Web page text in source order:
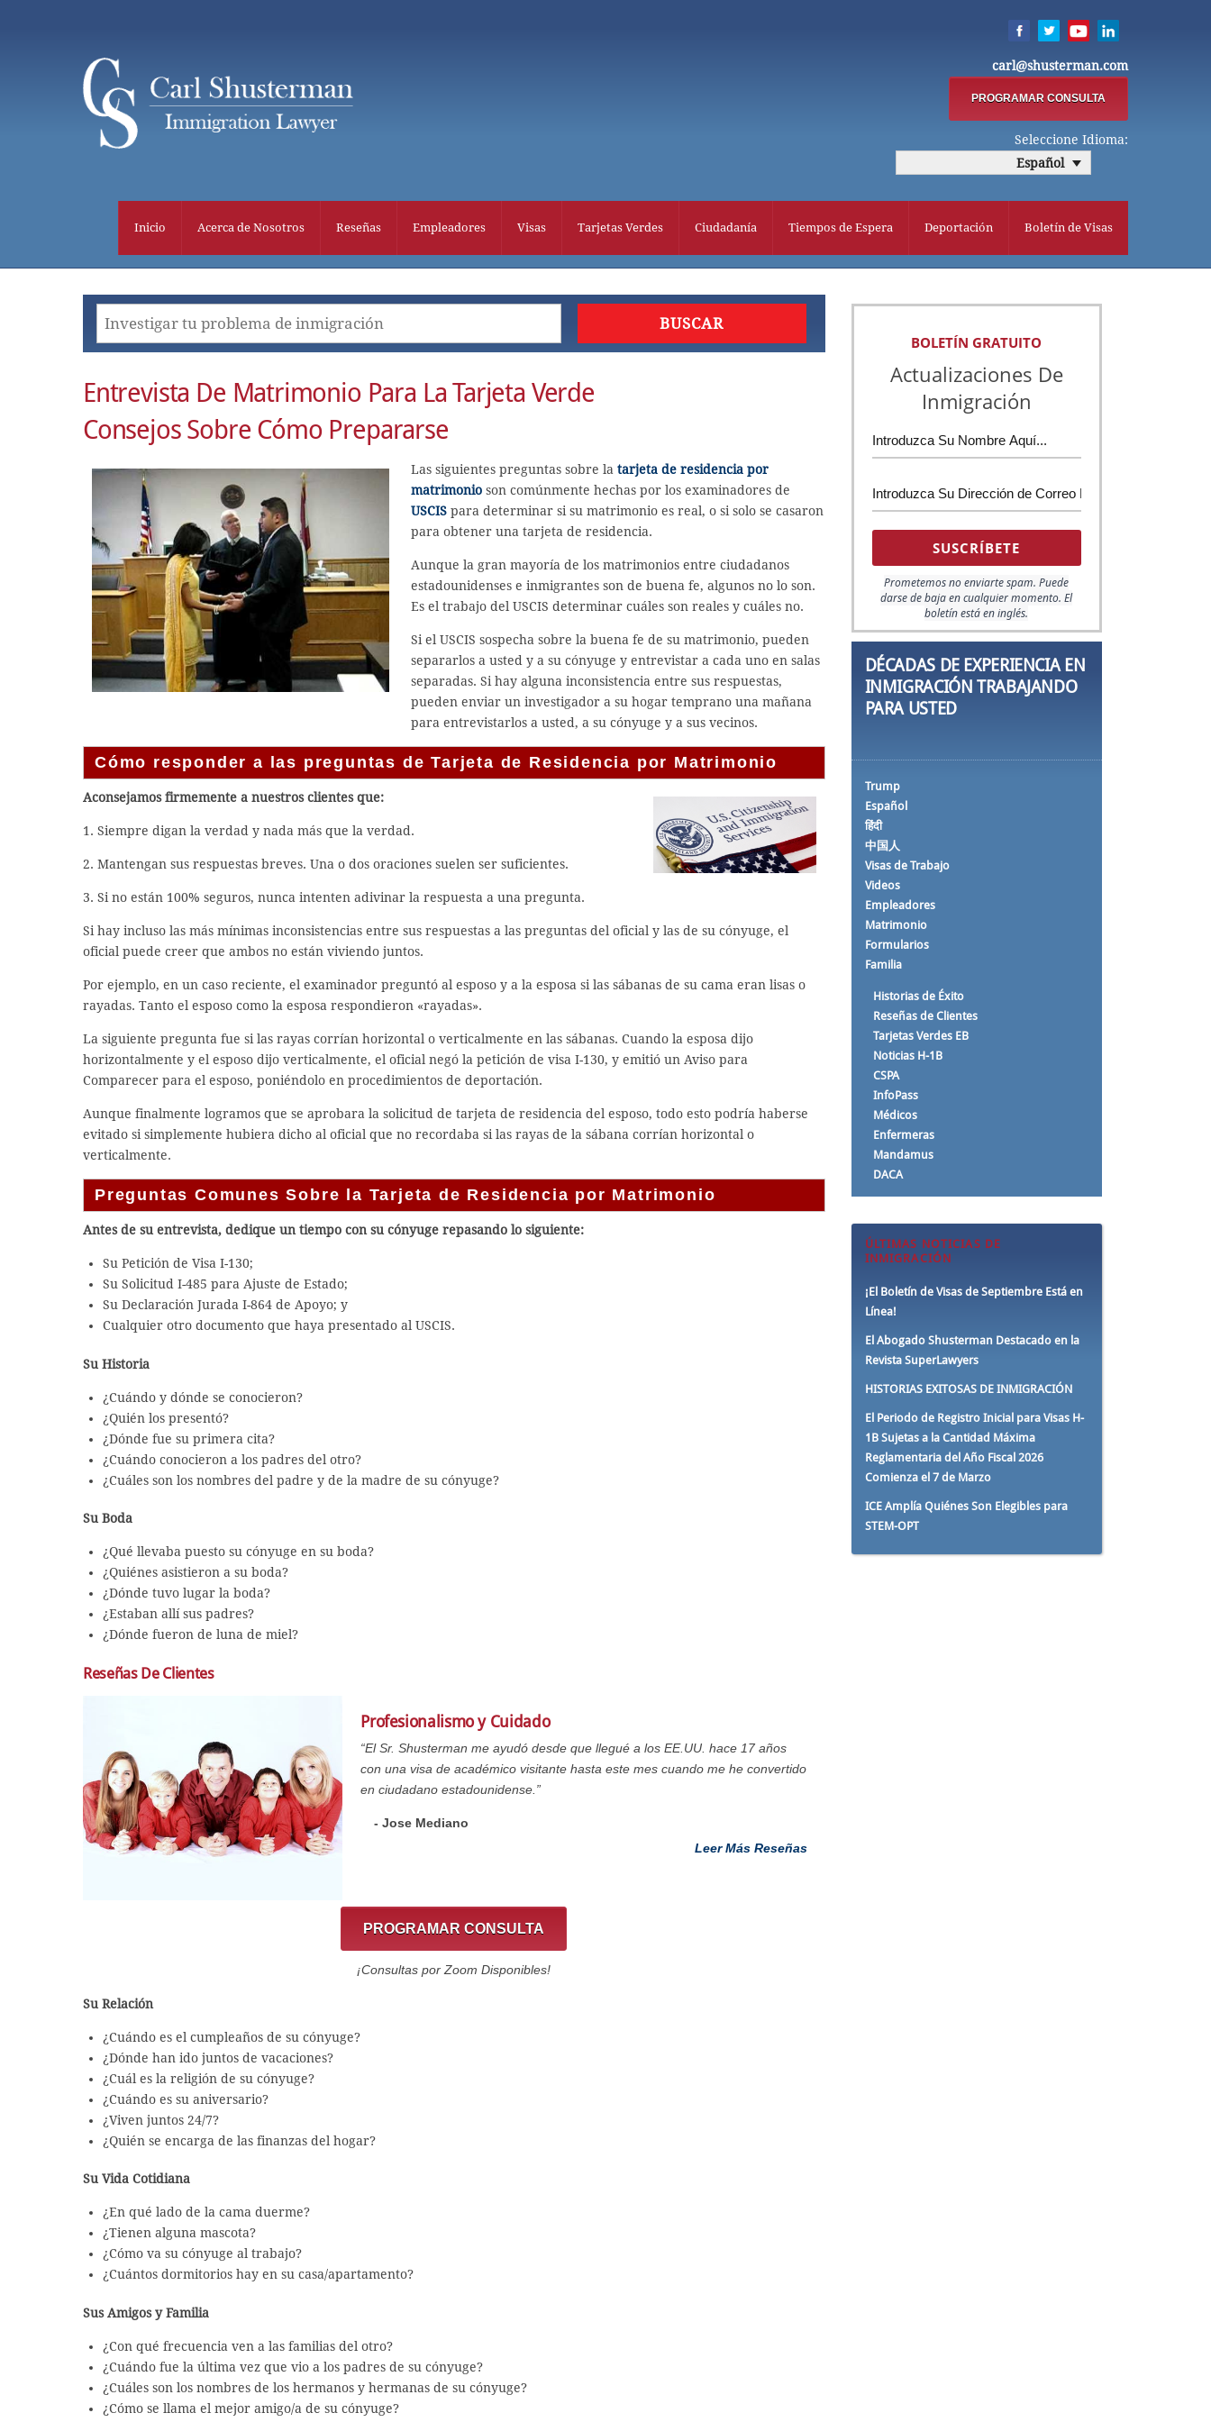
carl@shusterman.com
PROGRAMAR CONSULTA
Seleccione Idioma:
Español
Inicio Acerca de Nosotros Reseñas Empleadores Visas Tarjetas Verdes Ciudadanía Tiempos de Espera Deportación Boletín de Visas
Entrevista De Matrimonio Para La Tarjeta Verde
Consejos Sobre Cómo Prepararse
Las siguientes preguntas sobre la tarjeta de residencia por
matrimonio son comúnmente hechas por los examinadores de
USCIS para determinar si su matrimonio es real, o si solo se casaron
para obtener una tarjeta de residencia.
Aunque la gran mayoría de los matrimonios entre ciudadanos
estadounidenses e inmigrantes son de buena fe, algunos no lo son.
Es el trabajo del USCIS determinar cuáles son reales y cuáles no.
Si el USCIS sospecha sobre la buena fe de su matrimonio, pueden
separarlos a usted y a su cónyuge y entrevistar a cada uno en salas
separadas. Si hay alguna inconsistencia entre sus respuestas,
pueden enviar un investigador a su hogar temprano una mañana
para entrevistarlos a usted, a su cónyuge y a sus vecinos.
Cómo responder a las preguntas de Tarjeta de Residencia por Matrimonio
Aconsejamos firmemente a nuestros clientes que:
1. Siempre digan la verdad y nada más que la verdad.
2. Mantengan sus respuestas breves. Una o dos oraciones suelen ser suficientes.
3. Si no están 100% seguros, nunca intenten adivinar la respuesta a una pregunta.
Si hay incluso las más mínimas inconsistencias entre sus respuestas a las preguntas del oficial y las de su cónyuge, el
oficial puede creer que ambos no están viviendo juntos.
Por ejemplo, en un caso reciente, el examinador preguntó al esposo y a la esposa si las sábanas de su cama eran lisas o
rayadas. Tanto el esposo como la esposa respondieron «rayadas».
La siguiente pregunta fue si las rayas corrían horizontal o verticalmente en las sábanas. Cuando la esposa dijo
horizontalmente y el esposo dijo verticalmente, el oficial negó la petición de visa I-130, y emitió un Aviso para
Comparecer para el esposo, poniéndolo en procedimientos de deportación.
Aunque finalmente logramos que se aprobara la solicitud de tarjeta de residencia del esposo, todo esto podría haberse
evitado si simplemente hubiera dicho al oficial que no recordaba si las rayas de la sábana corrían horizontal o
verticalmente.
Preguntas Comunes Sobre la Tarjeta de Residencia por Matrimonio
Antes de su entrevista, dedique un tiempo con su cónyuge repasando lo siguiente:
Su Petición de Visa I-130;
Su Solicitud I-485 para Ajuste de Estado;
Su Declaración Jurada I-864 de Apoyo; y
Cualquier otro documento que haya presentado al USCIS.
Su Historia
¿Cuándo y dónde se conocieron?
¿Quién los presentó?
¿Dónde fue su primera cita?
¿Cuándo conocieron a los padres del otro?
¿Cuáles son los nombres del padre y de la madre de su cónyuge?
Su Boda
¿Qué llevaba puesto su cónyuge en su boda?
¿Quiénes asistieron a su boda?
¿Dónde tuvo lugar la boda?
¿Estaban allí sus padres?
¿Dónde fueron de luna de miel?
Reseñas De Clientes
Profesionalismo y Cuidado
“El Sr. Shusterman me ayudó desde que llegué a los EE.UU. hace 17 años
con una visa de académico visitante hasta este mes cuando me he convertido
en ciudadano estadounidense.”
- Jose Mediano
Leer Más Reseñas
PROGRAMAR CONSULTA
¡Consultas por Zoom Disponibles!
Su Relación
¿Cuándo es el cumpleaños de su cónyuge?
¿Dónde han ido juntos de vacaciones?
¿Cuál es la religión de su cónyuge?
¿Cuándo es su aniversario?
¿Viven juntos 24/7?
¿Quién se encarga de las finanzas del hogar?
Su Vida Cotidiana
¿En qué lado de la cama duerme?
¿Tienen alguna mascota?
¿Cómo va su cónyuge al trabajo?
¿Cuántos dormitorios hay en su casa/apartamento?
Sus Amigos y Familia
¿Con qué frecuencia ven a las familias del otro?
¿Cuándo fue la última vez que vio a los padres de su cónyuge?
¿Cuáles son los nombres de los hermanos y hermanas de su cónyuge?
¿Cómo se llama el mejor amigo/a de su cónyuge?
BOLETÍN GRATUITO
Actualizaciones De
Inmigración
Prometemos no enviarte spam. Puede
darse de baja en cualquier momento.El
boletín está en inglés.
DÉCADAS DE EXPERIENCIA EN
INMIGRACIÓN TRABAJANDO
PARA USTED
Trump
Español
हिंदी
中国人
Visas de Trabajo
Videos
Empleadores
Matrimonio
Formularios
Familia
Historias de Éxito
Reseñas de Clientes
Tarjetas Verdes EB
Noticias H-1B
CSPA
InfoPass
Médicos
Enfermeras
Mandamus
DACA
ÚLTIMAS NOTICIAS DE
INMIGRACIÓN
¡El Boletín de Visas de Septiembre Está en
Línea!
El Abogado Shusterman Destacado en la
Revista SuperLawyers
HISTORIAS EXITOSAS DE INMIGRACIÓN
El Periodo de Registro Inicial para Visas H-
1B Sujetas a la Cantidad Máxima
Reglamentaria del Año Fiscal 2026
Comienza el 7 de Marzo
ICE Amplía Quiénes Son Elegibles para
STEM-OPT